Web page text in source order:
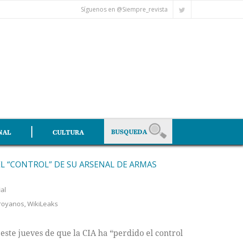
Síguenos en @Siempre_revista
CULTURA
“CONTROL” DE SU ARSENAL DE ARMAS
,WikiLeaks
jueves de que la CIA ha “perdido el control